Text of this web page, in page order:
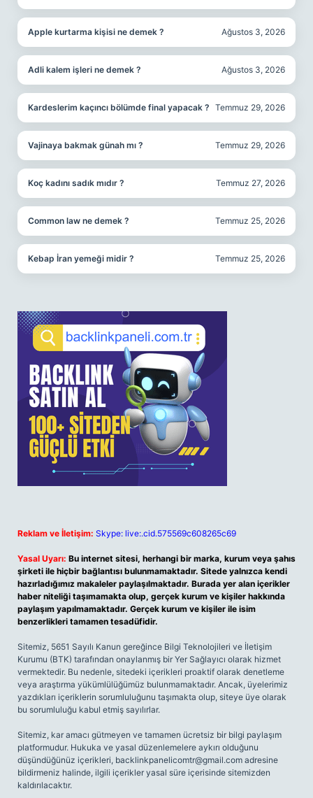
Apple kurtarma kişisi ne demek ? Ağustos 3, 2026
Adli kalem işleri ne demek ? Ağustos 3, 2026
Kardeslerim kaçıncı bölümde final yapacak ? Temmuz 29, 2026
Vajinaya bakmak günah mı ? Temmuz 29, 2026
Koç kadını sadık mıdır ? Temmuz 27, 2026
Common law ne demek ? Temmuz 25, 2026
Kebap İran yemeği midir ? Temmuz 25, 2026
Reklam ve İletişim: Skype: live:.cid.575569c608265c69
Yasal Uyarı: Bu internet sitesi, herhangi bir marka, kurum veya şahıs
şirketi ile hiçbir bağlantısı bulunmamaktadır. Sitede yalnızca kendi
hazırladığımız makaleler paylaşılmaktadır. Burada yer alan içerikler
haber niteliği taşımamakta olup, gerçek kurum ve kişiler hakkında
paylaşım yapılmamaktadır. Gerçek kurum ve kişiler ile isim
benzerlikleri tamamen tesadüfidir.
Sitemiz, 5651 Sayılı Kanun gereğince Bilgi Teknolojileri ve İletişim
Kurumu (BTK) tarafından onaylanmış bir Yer Sağlayıcı olarak hizmet
vermektedir. Bu nedenle, sitedeki içerikleri proaktif olarak denetleme
veya araştırma yükümlülüğümüz bulunmamaktadır. Ancak, üyelerimiz
yazdıkları içeriklerin sorumluluğunu taşımakta olup, siteye üye olarak
bu sorumluluğu kabul etmiş sayılırlar.
Sitemiz, kar amacı gütmeyen ve tamamen ücretsiz bir bilgi paylaşım
platformudur. Hukuka ve yasal düzenlemelere aykırı olduğunu
düşündüğünüz içerikleri, backlinkpanelicomtr@gmail.com adresine
bildirmeniz halinde, ilgili içerikler yasal süre içerisinde sitemizden
kaldırılacaktır.